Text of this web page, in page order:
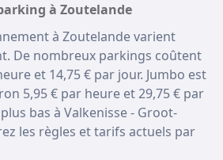
à Zoutelande
à Zoutelande varient
De nombreux parkings coûtent
et 14,75 € par jour. Jumbo est
5,95 € par heure et 29,75 € par
bas à Valkenisse - Groot-
les règles et tarifs actuels par